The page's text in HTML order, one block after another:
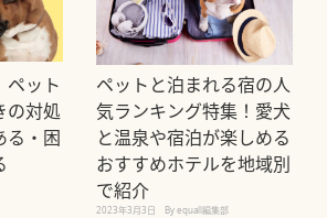
ペット
の対処
る・困
ペットと泊まれる宿の人
気ランキング特集！愛犬
と温泉や宿泊が楽しめる
おすすめホテルを地域別
で紹介
2023年3月3日 By equall編集部